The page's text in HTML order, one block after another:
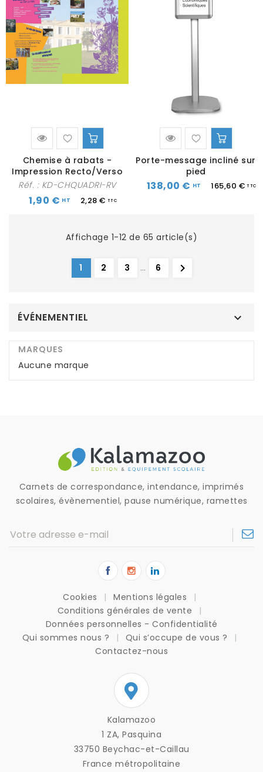
Chemise à rabats -
Impression Recto/Verso
Réf. : KD-CHQUADRI-RV
1,90 € 2,28 €
Porte-message incliné sur
pied
138,00 € 165,60 €
Affichage 1-12 de 65 article(s)
1 2 3 … 6 
ÉVÉNEMENTIEL 
MARQUES
Aucune marque
Carnets de correspondance, intendance, imprimés
scolaires, évènementiel, pause numérique, ramettes
Cookies
Mentions légales
Conditions générales de vente
Données personnelles - Confidentialité
Qui sommes nous ?
Qui s’occupe de vous ?
Contactez-nous
Kalamazoo
1 ZA, Pasquina
33750 Beychac-et-Caillau
France métropolitaine